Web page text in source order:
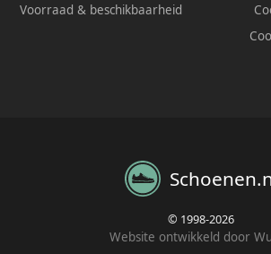
Voorraad & beschikbaarheid
© 1998-2026
Website ontwikkeld door